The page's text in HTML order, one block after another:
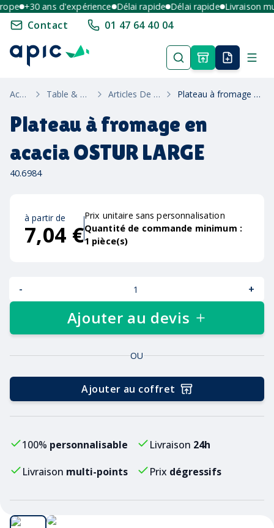
+30 ans d'expérience Délai rapide Délai rapide Livraison
Contact 01 47 64 40 04
Accueil Table & Maison Articles De Cuisine Plateau à fromage en acacia OSTUR LARGE
Plateau à fromage en
acacia OSTUR LARGE
40.6984
à partir de
7,04 €
Prix unitaire sans personnalisation
Quantité de commande minimum :
1 pièce(s)
- +
Ajouter au devis
OU
Ajouter au coffret
100% personnalisable Livraison 24h
Livraison multi-points Prix dégressifs